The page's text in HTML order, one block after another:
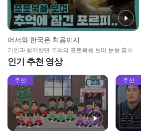
어서와 한국은 처음이지
기안과 함께했던 추억의 포토북을 보며 눈물 훔치는
포르피..😢
인기 추천 영상
추천 추천